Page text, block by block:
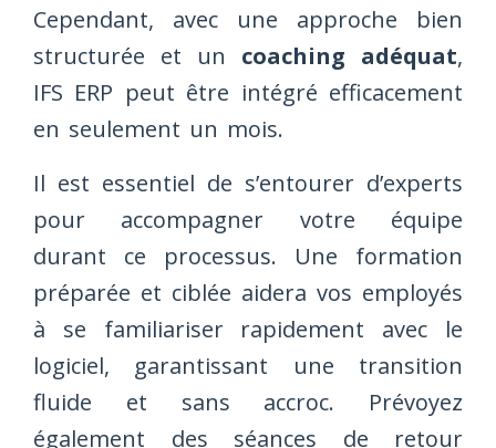
Cependant, avec une approche bien
structurée et un coaching adéquat,
IFS ERP peut être intégré efficacement
en seulement un mois.
Il est essentiel de s’entourer d’experts
pour accompagner votre équipe
durant ce processus. Une formation
préparée et ciblée aidera vos employés
à se familiariser rapidement avec le
logiciel, garantissant une transition
fluide et sans accroc. Prévoyez
également des séances de retour